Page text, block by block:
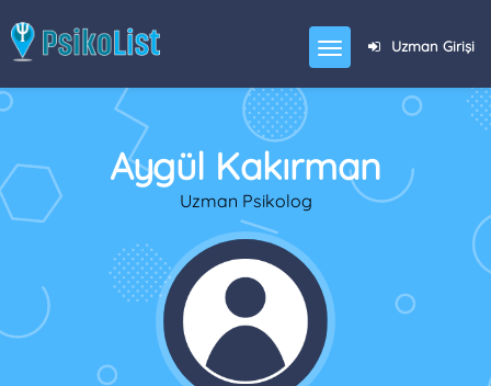
Uzman Girişi
Aygül Kakırman
Uzman Psikolog